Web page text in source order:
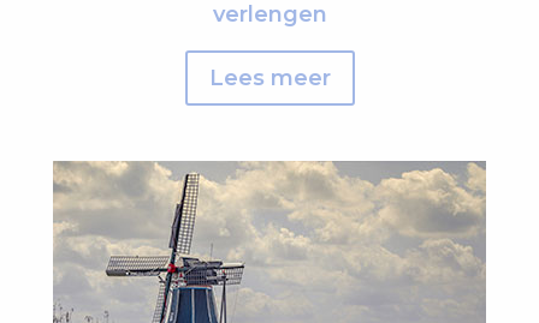
verlengen
Lees meer